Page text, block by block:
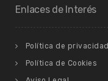
Enlaces de Interés
Política de privacidad
Política de Cookies